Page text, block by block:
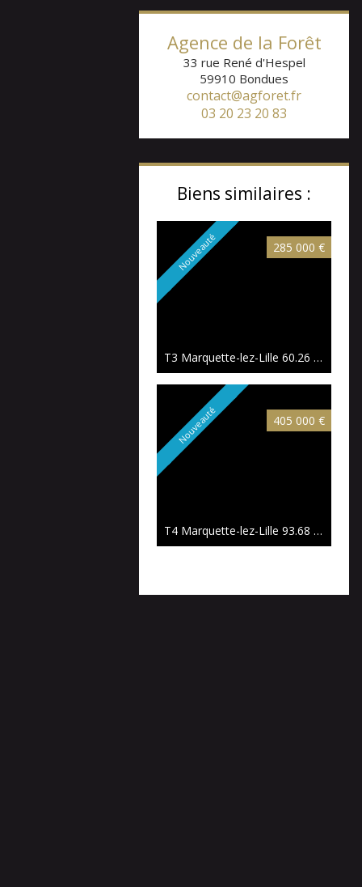
Agence de la Forêt
33 rue René d'Hespel
59910 Bondues
contact@agforet.fr
03 20 23 20 83
Biens similaires :
Nouveauté 285 000 €
T3 Marquette-lez-Lille 60.26 m²
Nouveauté 405 000 €
T4 Marquette-lez-Lille 93.68 m²